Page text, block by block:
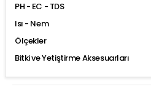
PH - EC - TDS
Isı - Nem
Ölçekler
Bitki ve Yetiştirme Aksesuarları